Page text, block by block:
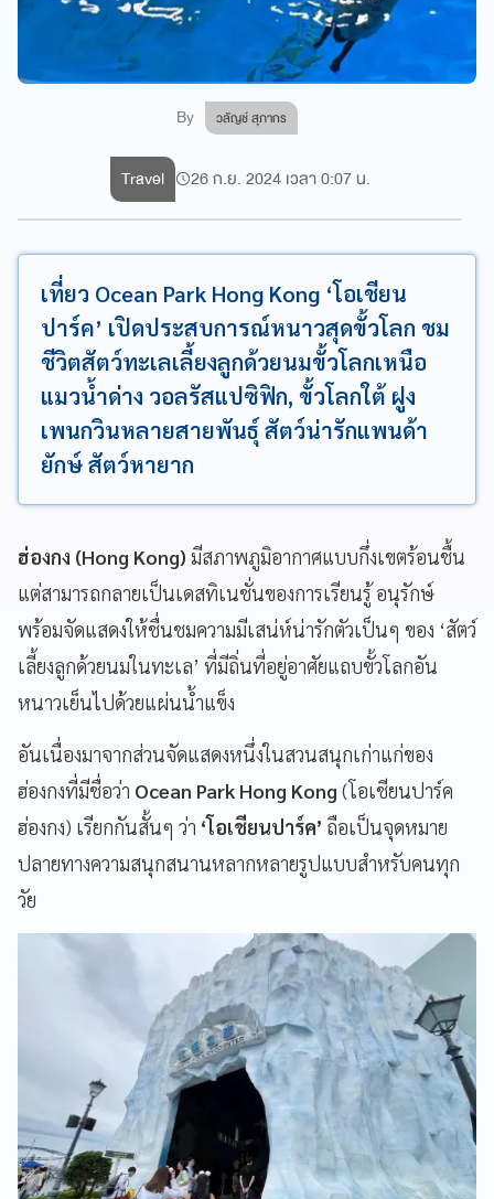
By วลัญช์ สุภากร
Travel 26 ก.ย. 2024 เวลา 0:07 น.
เที่ยว Ocean Park Hong Kong ‘โอเชียน
ปาร์ค’ เปิดประสบการณ์หนาวสุดขั้วโลก ชม
ชีวิตสัตว์ทะเลเลี้ยงลูกด้วยนมขั้วโลกเหนือ
แมวน้ำด่าง วอลรัสแปซิฟิก, ขั้วโลกใต้ ฝูง
เพนกวินหลายสายพันธุ์ สัตว์น่ารักแพนด้า
ยักษ์ สัตว์หายาก
ฮ่องกง (Hong Kong) มีสภาพภูมิอากาศแบบกึ่งเขตร้อนชื้น
แต่สามารถกลายเป็นเดสทิเนชั่นของการเรียนรู้ อนุรักษ์
พร้อมจัดแสดงให้ชื่นชมความมีเสน่ห์น่ารักตัวเป็นๆ ของ ‘สัตว์
เลี้ยงลูกด้วยนมในทะเล’ ที่มีถิ่นที่อยู่อาศัยแถบขั้วโลกอัน
หนาวเย็นไปด้วยแผ่นน้ำแข็ง
อันเนื่องมาจากส่วนจัดแสดงหนึ่งในสวนสนุกเก่าแก่ของ
ฮ่องกงที่มีชื่อว่า Ocean Park Hong Kong (โอเชียนปาร์ค
ฮ่องกง) เรียกกันสั้นๆ ว่า ‘โอเชียนปาร์ค’ ถือเป็นจุดหมาย
ปลายทางความสนุกสนานหลากหลายรูปแบบสำหรับคนทุก
วัย